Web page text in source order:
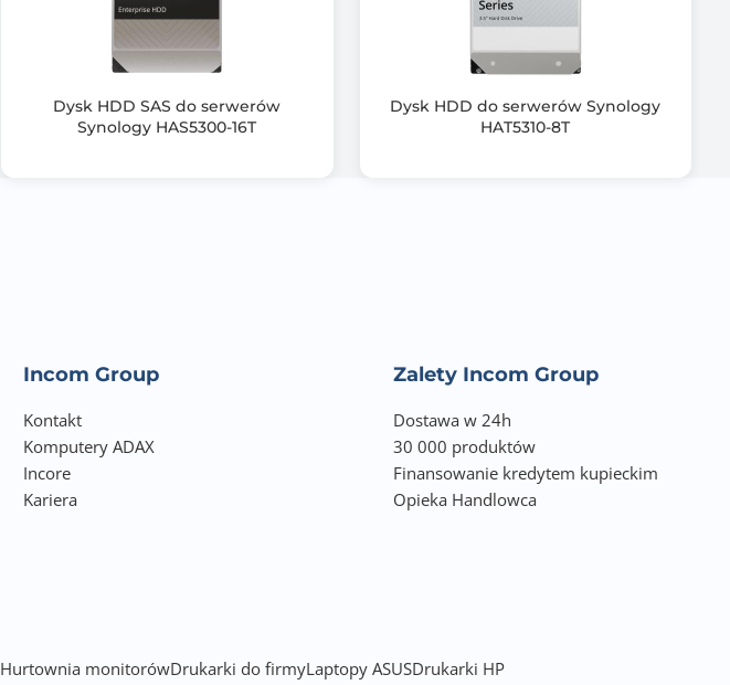
Dysk HDD SAS do serwerów
Synology HAS5300-16T
Dysk HDD do serwerów Synology
HAT5310-8T
Incom Group
Kontakt
Komputery ADAX
Incore
Kariera
Zalety Incom Group
Dostawa w 24h
30 000 produktów
Finansowanie kredytem kupieckim
Opieka Handlowca
Hurtownia monitorówDrukarki do firmyLaptopy ASUSDrukarki HP